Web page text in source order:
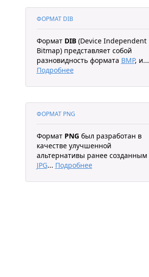
ФОРМАТ DIB
Формат DIB(Device Independent
Bitmap) представляет собой
разновидность формата BMP, и...
Подробнее
ФОРМАТ PNG
Формат PNG был разработан в
качестве улучшенной
альтернативы ранее созданным
JPG... Подробнее